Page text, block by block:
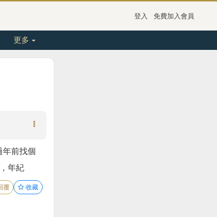
登入 免費加入會員
更多
年前找個
年紀
覆 收藏